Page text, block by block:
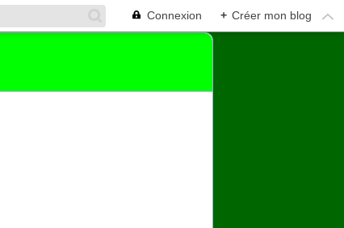
Connexion + Créer mon blog